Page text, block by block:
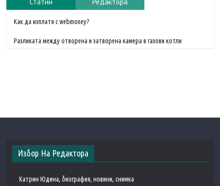
Как да изплатя с webmoney?
Разликата между отворена и затворена камера в газови котли
Избор На Редактора
Катрин Юдина, биография, новини, снимка